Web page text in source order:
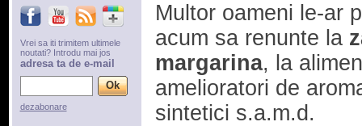
Multor oameni le-ar
acum sa renunte la
margarina, la
amelioratori de
sintetici s.a.m.d.
Vrei sa iti trimitem ultimele
noutati? Introdu mai jos
adresa ta de e-mail
dezabonare